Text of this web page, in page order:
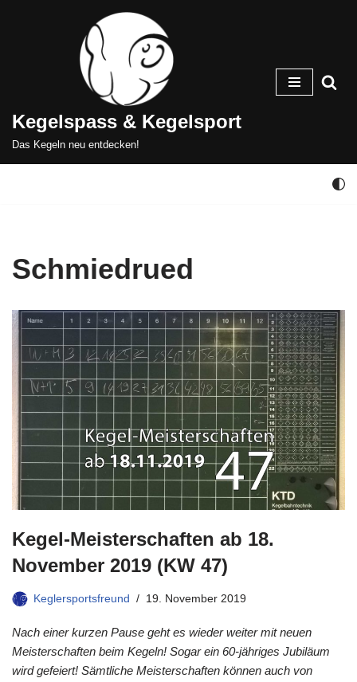
Kegelspass & Kegelsport
Das Kegeln neu entdecken!
Schmiedrued
Kegel-Meisterschaften ab 18.
November 2019 (KW 47)
Keglersportsfreund 19. November 2019
Nach einer kurzen Pause geht es wieder weiter mit neuen
Meisterschaften beim Kegeln! Sogar ein 60-jähriges Jubiläum
wird gefeiert! Sämtliche Meisterschaften können auch von